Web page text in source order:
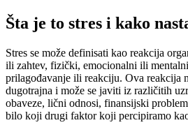
Šta je to stres i kako
Stres se može definisati kao reakcija
ili zahtev, fizički, emocionalni ili
prilagođavanje ili reakciju. Ova reakcija
dugotrajna i može se javiti iz različitih
obaveze, lični odnosi, finansijski
bilo koji drugi faktor koji percipiramo